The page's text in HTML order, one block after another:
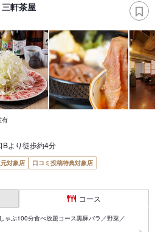
三軒茶屋
有
Bより徒歩約4分
対象店
口コミ投稿特典対象店
コース
ゃぶ100分食べ放題コース黒豚バラ／野菜／